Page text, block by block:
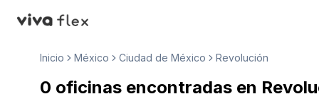
VivaFlex
Inicio México Ciudad de México Revolución
0 oficinas encontradas en